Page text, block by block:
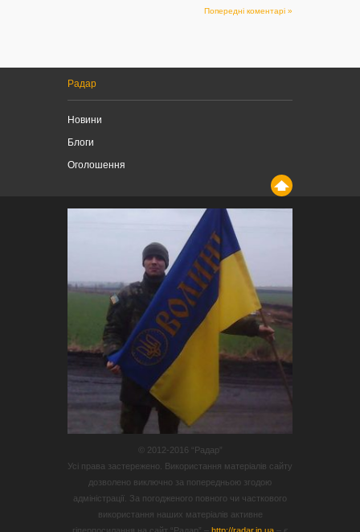
Попередні коментарі »
Радар
Новини
Блоги
Оголошення
© 2012-2016 “Радар”
Усі права застережено. Використання матеріалів сайту
дозволено виключно за попередньою згодою
адміністрації. За погодженого повного чи часткового
використання наших матеріалів активне